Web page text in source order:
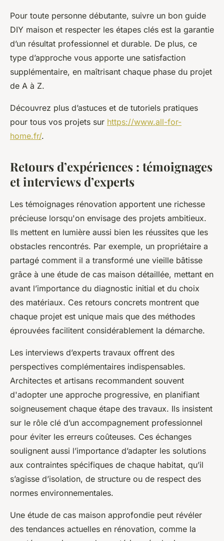
Pour toute personne débutante, suivre un bon guide
DIY maison et respecter les étapes clés est la garantie
d’un résultat professionnel et durable. De plus, ce
type d’approche vous apporte une satisfaction
supplémentaire, en maîtrisant chaque phase du projet
de A à Z.
Découvrez plus d’astuces et de tutoriels pratiques
pour tous vos projets sur https://www.all-for-
home.fr/.
Retours d’expériences : témoignages
et interviews d’experts
Les témoignages rénovation apportent une richesse
précieuse lorsqu'on envisage des projets ambitieux.
Ils mettent en lumière aussi bien les réussites que les
obstacles rencontrés. Par exemple, un propriétaire a
partagé comment il a transformé une vieille bâtisse
grâce à une étude de cas maison détaillée, mettant en
avant l’importance du diagnostic initial et du choix
des matériaux. Ces retours concrets montrent que
chaque projet est unique mais que des méthodes
éprouvées facilitent considérablement la démarche.
Les interviews d’experts travaux offrent des
perspectives complémentaires indispensables.
Architectes et artisans recommandent souvent
d'adopter une approche progressive, en planifiant
soigneusement chaque étape des travaux. Ils insistent
sur le rôle clé d’un accompagnement professionnel
pour éviter les erreurs coûteuses. Ces échanges
soulignent aussi l’importance d’adapter les solutions
aux contraintes spécifiques de chaque habitat, qu’il
s’agisse d’isolation, de structure ou de respect des
normes environnementales.
Une étude de cas maison approfondie peut révéler
des tendances actuelles en rénovation, comme la